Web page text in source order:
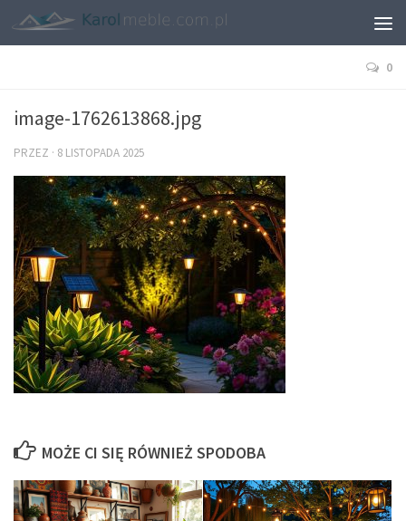
0
image-1762613868.jpg
PRZEZ · 8 LISTOPADA 2025
MOŻE CI SIĘ RÓWNIEŻ SPODOBA